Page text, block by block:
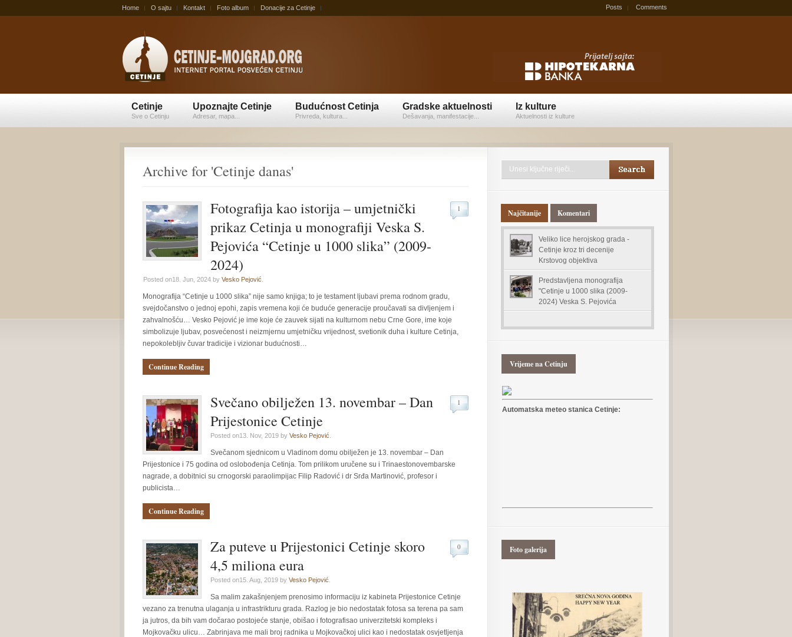
Home O sajtu Kontakt Foto album Donacije za Cetinje Posts Comments
Cetinje
Sve o Cetinju
Upoznajte Cetinje
Adresar, mapa...
Budućnost Cetinja
Privreda, kultura...
Gradske aktuelnosti
Dešavanja, manifestacije...
Iz kulture
Aktuelnosti iz kulture
Archive for 'Cetinje danas'
Fotografija kao istorija – umjetnički
prikaz Cetinja u monografiji Veska S.
Pejovića “Cetinje u 1000 slika” (2009-
2024)
Posted on18. Jun, 2024 by Vesko Pejović
1
Monografija “Cetinje u 1000 slika” nije samo knjiga; to je testament ljubavi prema rodnom gradu,
svejdočanstvo o jednoj epohi, zapis vremena koji će buduće generacije proučavati sa divljenjem i
zahvalnošću… Vesko Pejović je ime koje će zauvek sijati na kulturnom nebu Crne Gore, ime koje
simbolizuje ljubav, posvećenost i neizmjernu umjetničku vrijednost, svetionik duha i kulture Cetinja,
nepokolebljiv čuvar tradicije i vizionar budućnosti…
Continue Reading
Svečano obilježen 13. novembar – Dan
Prijestonice Cetinje
Posted on13. Nov, 2019 by Vesko Pejović
1
Svečanom sjednicom u Vladinom domu obilježen je 13. novembar – Dan
Prijestonice i 75 godina od oslobođenja Cetinja. Tom prilikom uručene su i Trinaestonovembarske
nagrade, a dobitnici su crnogorski paraolimpijac Filip Radović i dr Srđa Martinović, profesor i
publicista…
Continue Reading
Za puteve u Prijestonici Cetinje skoro
4,5 miliona eura
Posted on15. Aug, 2019 by Vesko Pejović
0
Sa malim zakašnjenjem prenosimo informaciju iz kabineta Prijestonice Cetinje
vezano za trenutna ulaganja u infrastrikturu grada. Razlog je bio nedostatak fotosa sa terena pa sam
ja jutros, da bih vam dočarao postojeće stanje, obišao i fotografisao univerzitetski kompleks i
Mojkovačku ulicu… Zabrinjava me mali broj radnika u Mojkovačkoj ulici kao i nedostatak osvjetljenja
Najčitanije Komentari
Veliko lice herojskog grada -
Cetinje kroz tri decenije
Krstovog objektiva
Predstavljena monografija
"Cetinje u 1000 slika (2009-
2024) Veska S. Pejovića
Vrijeme na Cetinju
Automatska meteo stanica Cetinje:
Foto galerija